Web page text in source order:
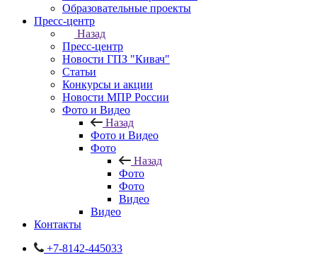
Образовательные проекты
Пресс-центр
Назад
Пресс-центр
Новости ГПЗ "Кивач"
Статьи
Конкурсы и акции
Новости МПР России
Фото и Видео
Назад
Фото и Видео
Фото
Назад
Фото
Фото
Видео
Видео
Контакты
+7-8142-445033